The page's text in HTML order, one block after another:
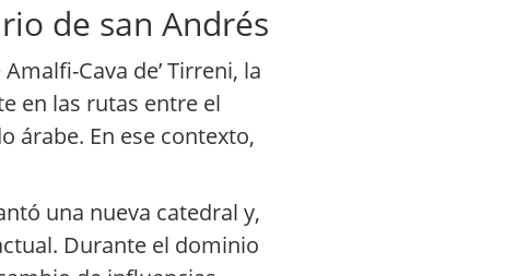
de san Andrés
Cava de’ Tirreni, la
en las rutas entre el
árabe. En ese contexto,
una nueva catedral y,
Durante el dominio